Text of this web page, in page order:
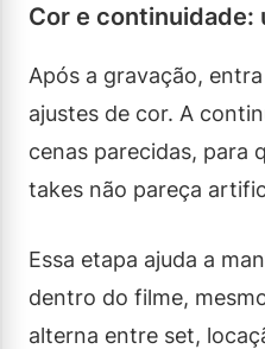
Cor e continuidade:
Após a gravação,
ajustes de cor. A
cenas parecidas, para
takes não pareça
Essa etapa ajuda a
dentro do filme,
alterna entre set,